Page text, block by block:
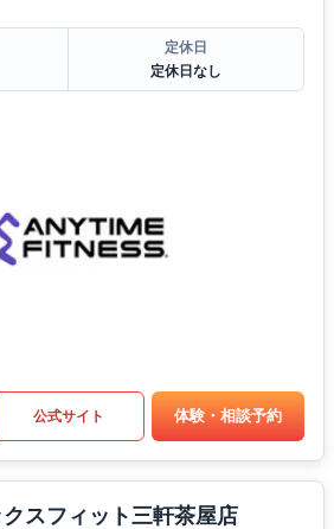
定休日
定休日なし
公式サイト 体験・相談予約
スフィット三軒茶屋店